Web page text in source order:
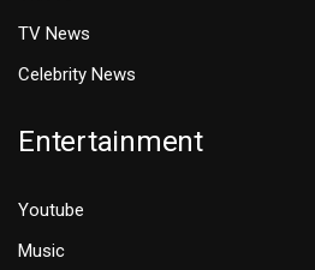
TV News
Celebrity News
Entertainment
Youtube
Music